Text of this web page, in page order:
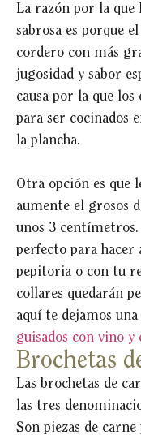
La razón por la que
sabrosa es porque
cordero con más
jugosidad y sabor
causa por la que
para ser cocinados
la plancha.
Otra opción es que
aumente el grosos
unos 3
perfecto para hacer
pepitoria o con tu
collares quedarán
aquí te dejamos
guisados con vino y
Brochetas
Las brochetas de
las tres
Son piezas de